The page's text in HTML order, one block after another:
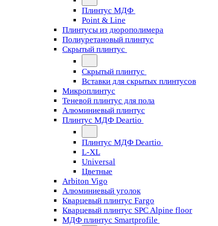
Плинтус МДФ
Point & Line
Плинтусы из дюрополимера
Полиуретановый плинтус
Скрытый плинтус
Скрытый плинтус
Вставки для скрытых плинтусов
Микроплинтус
Теневой плинтус для пола
Алюминиевый плинтус
Плинтус МДФ Deartio
Плинтус МДФ Deartio
L-XL
Universal
Цветные
Arbiton Vigo
Алюминиевый уголок
Кварцевый плинтус Fargo
Кварцевый плинтус SPC Alpine floor
МДФ плинтус Smartprofile